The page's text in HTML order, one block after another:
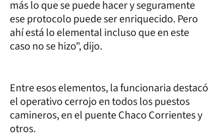
más lo que se puede hacer y seguramente
ese protocolo puede ser enriquecido. Pero
ahí está lo elemental incluso que en este
caso no se hizo", dijo.
Entre esos elementos, la funcionaria destacó
el operativo cerrojo en todos los puestos
camineros, en el puente Chaco Corrientes y
otros.